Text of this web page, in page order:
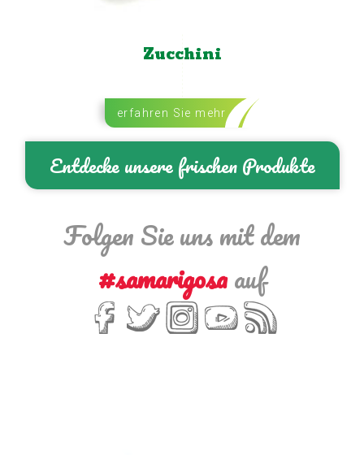
Zucchini
erfahren Sie mehr
Entdecke unsere frischen Produkte
Folgen Sie uns mit dem
#samarigosaauf